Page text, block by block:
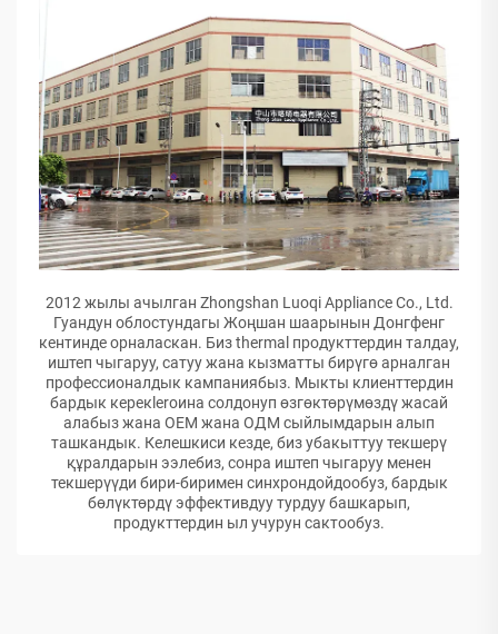
2012 жылы ачылган Zhongshan Luoqi Appliance Co., Ltd.
Гуандун облостундагы Жоңшан шаарынын Донгфенг
кентинде орналаскан. Биз thermal продукттердин талдау,
иштеп чыгаруу, сатуу жана кызматты бирүгө арналган
профессионалдык кампаниябыз. Мыкты клиенттердин
бардык керекleroина солдонуп өзгөктөрүмөздү жасай
алабыз жана ОЕМ жана ОДМ сыйлымдарын алып
ташкандык. Келешкиси кезде, биз убакыттуу текшерү
құралдарын ээлебиз, сонра иштеп чыгаруу менен
текшерүүди бири-биримен синхрондойдообуз, бардык
бөлүктөрдү эффективдуу турдуу башкарып,
продукттердин ыл учурун сактообуз.